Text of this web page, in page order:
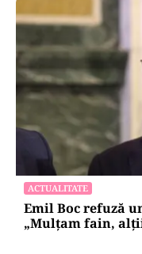
ACTUALITATE
Emil Boc refuză
„Mulțam fain,